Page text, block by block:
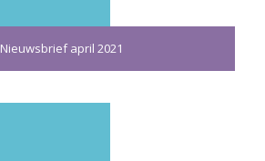
Nieuwsbrief april 2021